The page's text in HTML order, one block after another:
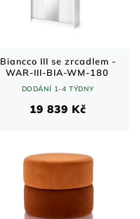
Biancco III se zrcadlem -
WAR-III-BIA-WM-180
DODÁNÍ 1-4 TÝDNY
19 839 Kč